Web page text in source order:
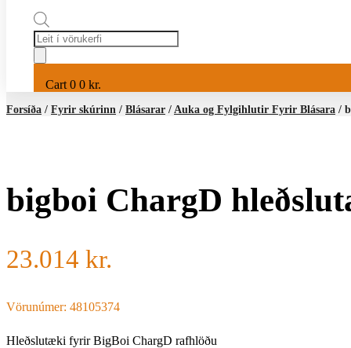
Products
search
Cart 0 0 kr.
Forsíða / Fyrir skúrinn / Blásarar / Auka og Fylgihlutir Fyrir Blásara /
bigboi ChargD
23.014 kr.
Vörunúmer: 48105374
Hleðslutæki fyrir BigBoi ChargD rafhlöðu